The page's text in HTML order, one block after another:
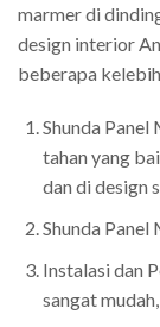
marmer di
design interior
beberapa
Shunda
tahan yang
dan di design
Shunda
Instalasi dan
sangat